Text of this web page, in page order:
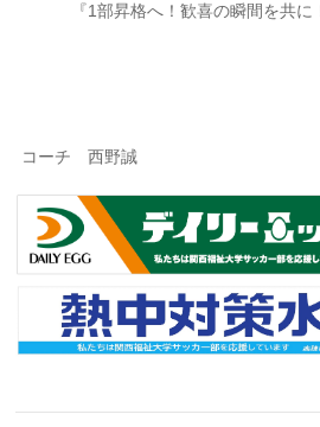
『1部昇格へ！歓喜の瞬間を共に
コーチ 西野誠